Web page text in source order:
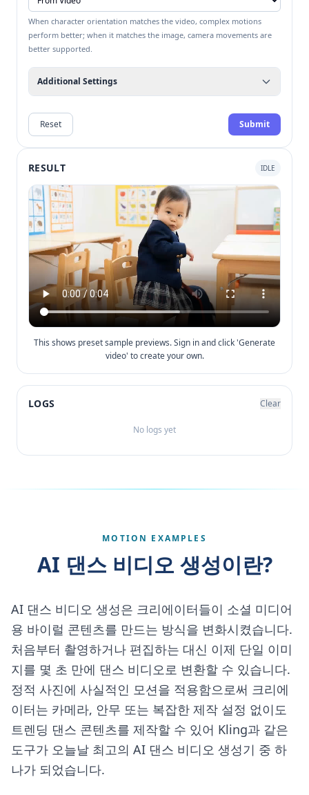
When character orientation matches the video, complex motions
perform better; when it matches the image, camera movements are
better supported.
Additional Settings
Reset Submit
RESULT IDLE
This shows preset sample previews. Sign in and click 'Generate
video' to create your own.
LOGS Clear
No logs yet
MOTION EXAMPLES
AI 댄스 비디오 생성이란?
AI 댄스 비디오 생성은 크리에이터들이 소셜 미디어
용 바이럴 콘텐츠를 만드는 방식을 변화시켰습니다.
처음부터 촬영하거나 편집하는 대신 이제 단일 이미
지를 몇 초 만에 댄스 비디오로 변환할 수 있습니다.
정적 사진에 사실적인 모션을 적용함으로써 크리에
이터는 카메라, 안무 또는 복잡한 제작 설정 없이도
트렌딩 댄스 콘텐츠를 제작할 수 있어 Kling과 같은
도구가 오늘날 최고의 AI 댄스 비디오 생성기 중 하
나가 되었습니다.